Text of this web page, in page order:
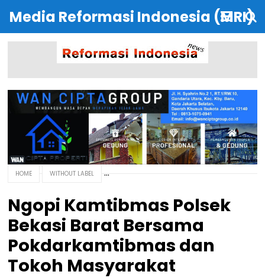
Media Reformasi Indonesia (MRI)
HOME WITHOUT LABEL
Ngopi Kamtibmas Polsek
Bekasi Barat Bersama
Pokdarkamtibmas dan
Tokoh Masyarakat